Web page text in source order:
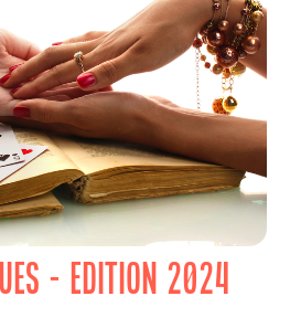
- EDITION 2024